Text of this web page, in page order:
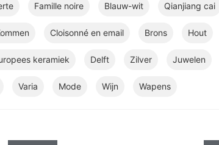
Famille noire Blauw-wit Qianjiang cai
Cloisonné en email Brons Hout
keramiek Delft Zilver Juwelen
Varia Mode Wijn Wapens